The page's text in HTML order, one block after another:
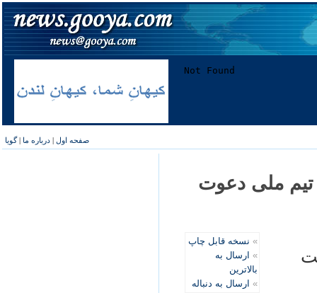
صفحه اول | درباره ما |گویا
تيم ملی دعوت
» نسخه قابل چاپ
» ارسال به
بالاترین
» ارسال به دنباله